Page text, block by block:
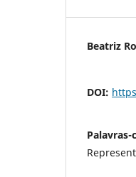
Beatriz
DOI:
Palavras-